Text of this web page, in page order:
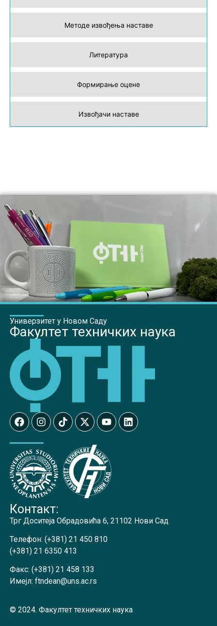
Методе извођења наставе
Литература
Формирање оцене
Извођачи наставе
Универзитет у Новом Саду
Факултет техничких наука
Контакт:
Трг Доситеја Обрадовића 6, 21102 Нови Сад
Телефон: (+381) 21 450 810
(+381) 21 6350 413
Факс: (+381) 21 458 133
Имејл: ftndean@uns.ac.rs
© 2024. Факултет техничких наука